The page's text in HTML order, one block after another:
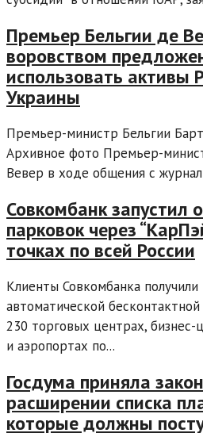
Премьер Бельгии де
воровством
использовать активы
Украины
Премьер-министр Бельгии
Архивное фото Премьер-
Вевер в ходе общения с
Совкомбанк запустил
парковок через
точках по всей России
Клиенты Совкомбанка
автоматической
230 торговых центрах, бизнес-
и аэропортах по...
Госдума приняла
расширении списка
которые должны